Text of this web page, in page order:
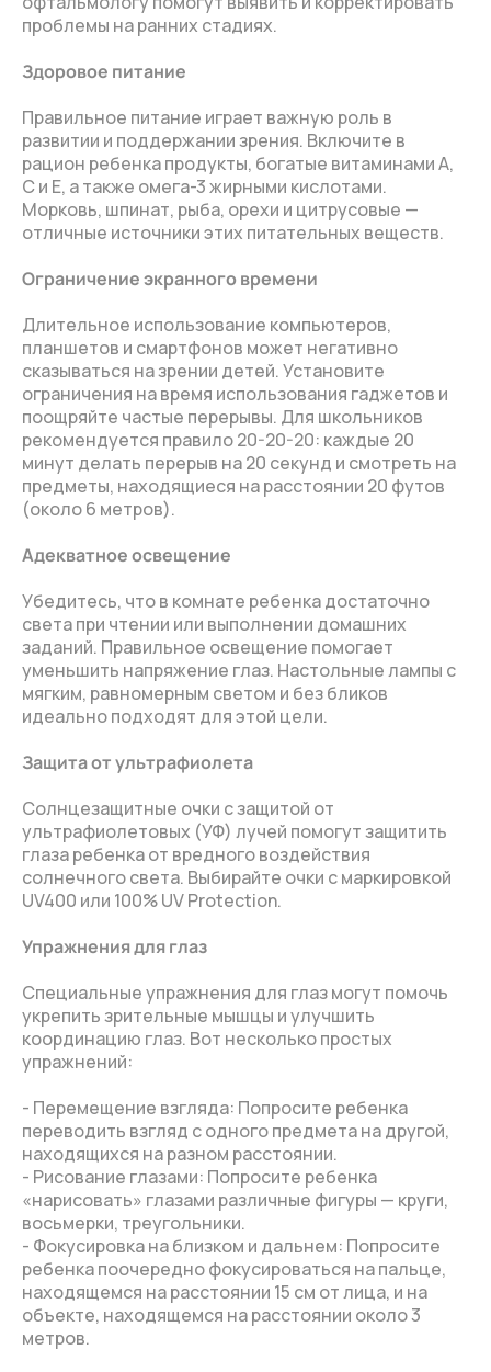
проблемы на ранних стадиях.
Здоровое питание
Правильное питание играет важную роль в
развитии и поддержании зрения. Включите в
рацион ребенка продукты, богатые витаминами A,
C и E, а также омега-3 жирными кислотами.
Морковь, шпинат, рыба, орехи и цитрусовые —
отличные источники этих питательных веществ.
Ограничение экранного времени
Длительное использование компьютеров,
планшетов и смартфонов может негативно
сказываться на зрении детей. Установите
ограничения на время использования гаджетов и
поощряйте частые перерывы. Для школьников
рекомендуется правило 20-20-20: каждые 20
минут делать перерыв на 20 секунд и смотреть на
предметы, находящиеся на расстоянии 20 футов
(около 6 метров).
Адекватное освещение
Убедитесь, что в комнате ребенка достаточно
света при чтении или выполнении домашних
заданий. Правильное освещение помогает
уменьшить напряжение глаз. Настольные лампы с
мягким, равномерным светом и без бликов
идеально подходят для этой цели.
Защита от ультрафиолета
Солнцезащитные очки с защитой от
ультрафиолетовых (УФ) лучей помогут защитить
глаза ребенка от вредного воздействия
солнечного света. Выбирайте очки с маркировкой
UV400 или 100% UV Protection.
Упражнения для глаз
Специальные упражнения для глаз могут помочь
укрепить зрительные мышцы и улучшить
координацию глаз. Вот несколько простых
упражнений:
- Перемещение взгляда: Попросите ребенка
переводить взгляд с одного предмета на другой,
находящихся на разном расстоянии.
- Рисование глазами: Попросите ребенка
«нарисовать» глазами различные фигуры — круги,
восьмерки, треугольники.
- Фокусировка на близком и дальнем: Попросите
ребенка поочередно фокусироваться на пальце,
находящемся на расстоянии 15 см от лица, и на
объекте, находящемся на расстоянии около 3
метров.